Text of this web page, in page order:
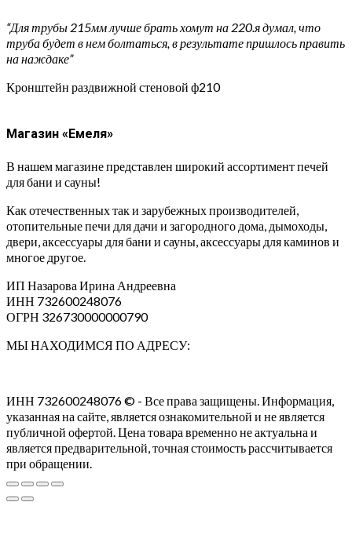
“Для трубы 215мм лучше брать хомут на 220.я думал, что
труба будет в нем болтаться, в результате пришлось править
на наждаке”
Кронштейн раздвижной стеновой ф210
Магазин «Емеля»
В нашем магазине представлен широкий ассортимент печей
для бани и сауны!
Как отечественных так и зарубежных производителей,
отопительные печи для дачи и загородного дома, дымоходы,
двери, аксессуары для бани и сауны, аксессуары для каминов и
многое другое.
ИП Назарова Ирина Андреевна⁠
ИНН 732600248076
ОГРН 326730000000790
МЫ НАХОДИМСЯ ПО АДРЕСУ:
ИНН 732600248076 © - Все права защищены. Информация,
указанная на сайте, является ознакомительной и не является
публичной офертой. Цена товара временно не актуальна и
является предварительной, точная стоимость рассчитывается
при обращении.